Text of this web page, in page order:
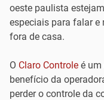
oeste paulista
especiais para falar e
fora de casa.
O Claro Controle é um
benefício da
perder o controle da